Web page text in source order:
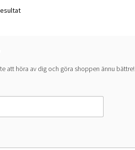
att höra av dig och göra shoppen ännu bättre!